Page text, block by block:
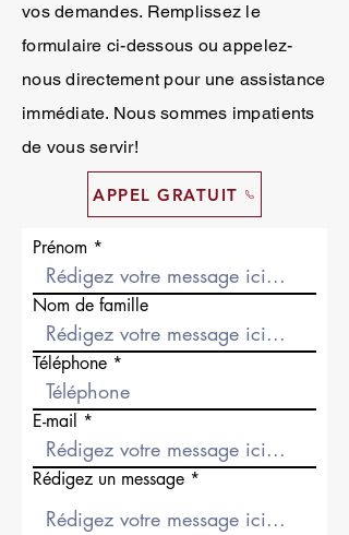
vos demandes. Remplissez le
formulaire ci-dessous ou appelez-
nous directement pour une assistance
immédiate. Nous sommes impatients
de vous servir!
APPEL GRATUIT
Prénom
Nom de famille
Téléphone
E-mail
Rédigez un message